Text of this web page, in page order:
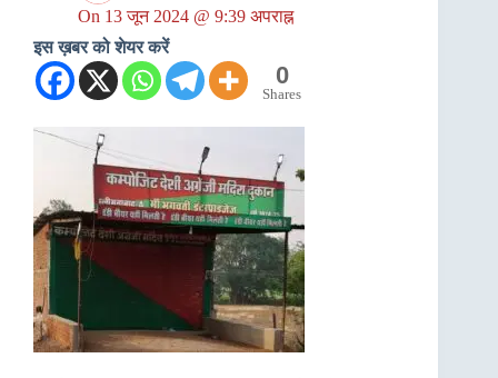
On 13 जून 2024 @ 9:39 अपराह्न
इस ख़बर को शेयर करें
0
Shares